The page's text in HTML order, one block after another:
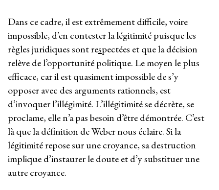
Dans ce cadre, il est extrêmement difficile, voire
impossible, d’en contester la légitimité puisque les
règles juridiques sont respectées et que la décision
relève de l’opportunité politique. Le moyen le plus
efficace, car il est quasiment impossible de s’y
opposer avec des arguments rationnels, est
d’invoquer l’illégimité. L’illégitimité se décrète, se
proclame, elle n’a pas besoin d’être démontrée. C’est
là que la définition de Weber nous éclaire. Si la
légitimité repose sur une croyance, sa destruction
implique d’instaurer le doute et d’y substituer une
autre croyance.